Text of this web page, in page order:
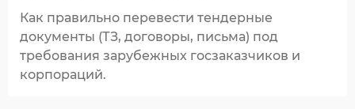
Как правильно перевести тендерные
документы (ТЗ, договоры, письма) под
требования зарубежных госзаказчиков и
корпораций.